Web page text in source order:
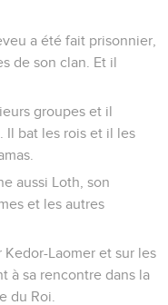
a été fait prisonnier,
de son clan. Et il
groupes et il
Il bat les rois et il les
aussi Loth, son
et les autres
Laomer et sur les
à sa rencontre dans la
du Roi.